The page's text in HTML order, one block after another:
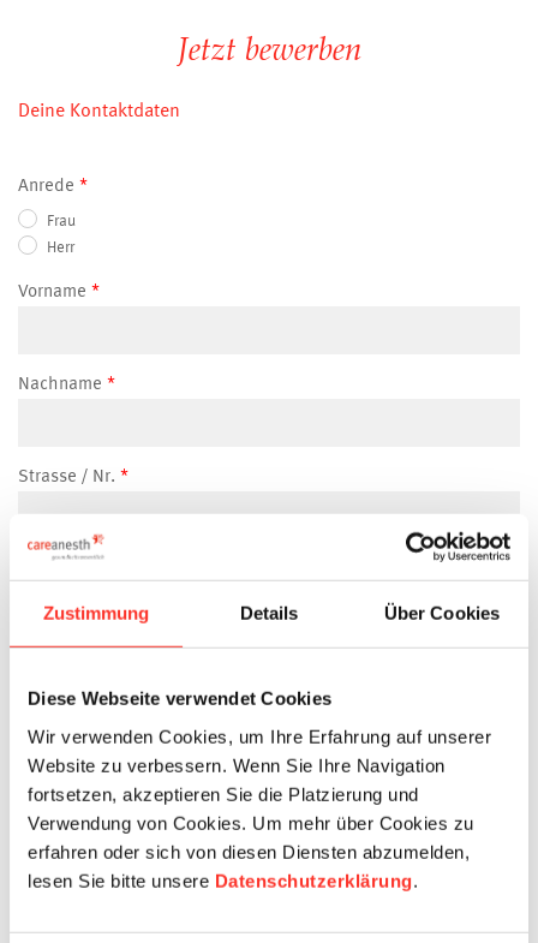
Zustimmung Details Über Cookies
Diese Webseite verwendet Cookies
Wir verwenden Cookies, um Ihre Erfahrung auf unserer
Website zu verbessern. Wenn Sie Ihre Navigation
fortsetzen, akzeptieren Sie die Platzierung und
Verwendung von Cookies. Um mehr über Cookies zu
erfahren oder sich von diesen Diensten abzumelden,
lesen Sie bitte unsere Datenschutzerklärung.
Jetzt bewerben
Deine Kontaktdaten
Anrede
Frau
Herr
Vorname
Nachname
Strasse / Nr.
Land
Mobilenummer